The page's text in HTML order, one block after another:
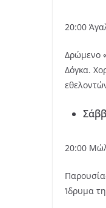
20:00
Δρώμενο
Δόγκα.
20:00
Ίδρυμα